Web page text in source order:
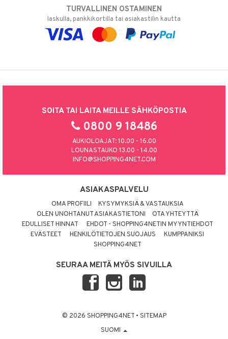
TURVALLINEN OSTAMINEN
laskulla, pankkikortilla tai asiakastilin kautta
SOITA TAI LAITA MEILLE SÄHKÖPOSTIA
0800 9 18486
AUKIOLOAJAT: 10.00 - 16.00
LOUNASTAUKO 13.00 - 14.00
INFO@SHOPPING4NET.COM
ASIAKASPALVELU
OMA PROFIILI
KYSYMYKSIÄ & VASTAUKSIA
OLEN UNOHTANUT ASIAKASTIETONI
OTA YHTEYTTÄ
EDULLISET HINNAT
EHDOT - SHOPPING4NETIN MYYNTIEHDOT
EVÄSTEET
HENKILÖTIETOJEN SUOJAUS
KUMPPANIKSI
SHOPPING4NET
SEURAA MEITÄ MYÖS SIVUILLA
© 2026 SHOPPING4NET • SITEMAP
SUOMI